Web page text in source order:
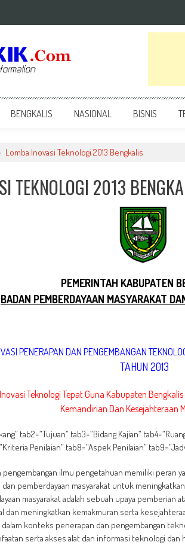
BENGKALIS NASIONAL BISNIS
Lomba Inovasi Teknologi 2013 Bengkalis
TEKNOLOGI 2013
PEMERINTAH KABUPATEN
BADAN PEMBERDAYAAN MASYARAKAT
PENERAPAN DAN PENGEMBANGAN
TAHUN 2013
Teknologi Tepat Guna Kabupaten
Kemandirian Dan Kesejahteraan
tab2=”Tujuan” tab3=”Bidang Kajian”
Penilaian” tab8=”Aspek Penilaian”
ilmu pengetahuan memiliki peran
dan pemberdayaan masyarakat untuk
masyarakat adalah sebuah upaya pemberian
dan meningkatkan kemakmuran serta
dalam konteks penerapan dan pengembangan
serta akses alat dan informasi teknologi